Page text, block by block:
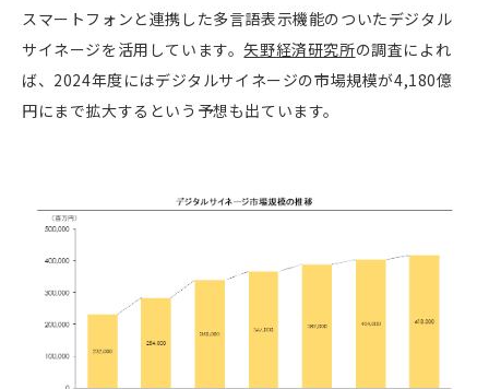
スマートフォンと連携した多言語表示機能のついたデジタル
サイネージを活用しています。矢野経済研究所の調査によれ
ば、2024年度にはデジタルサイネージの市場規模が4,180億
円にまで拡大するという予想も出ています。